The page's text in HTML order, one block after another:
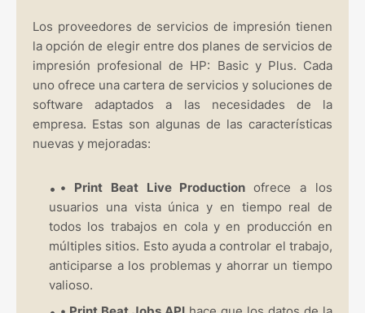
Los proveedores de servicios de impresión tienen
la opción de elegir entre dos planes de servicios de
impresión profesional de HP: Basic y Plus. Cada
uno ofrece una cartera de servicios y soluciones de
software adaptados a las necesidades de la
empresa. Estas son algunas de las características
nuevas y mejoradas:
• Print Beat Live Productionofrece a los
usuarios una vista única y en tiempo real de
todos los trabajos en cola y en producción en
múltiples sitios. Esto ayuda a controlar el trabajo,
anticiparse a los problemas y ahorrar un tiempo
valioso.